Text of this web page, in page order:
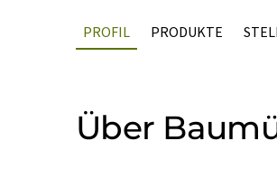
PROFIL PRODUKTE
Über